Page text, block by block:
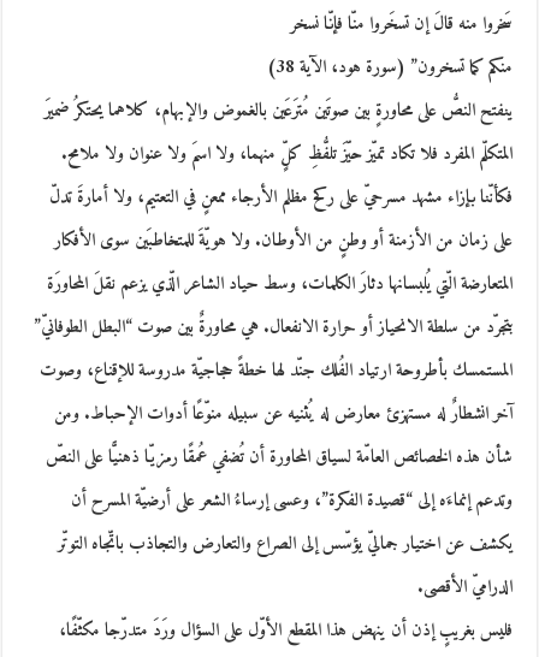
سَخروا منه قالَ إن تسخَروا منّا فإنّا نسخر
منكم كما تسخرون” (سورة هود، الآية 38)
ينفتح النصُّ على محاورةٍ بين صوتَين مُترَعَين بالغموض والإبهام، كلاهما يحتكرُ ضميرَ
المتكلّم المفرد فلا تكاد تميّز حيّزَ تلفُّظِ كلٍّ منهما، ولا اسمَ ولا عنوان ولا ملامح.
فكأنّنا بإزاء مشهد مسرحيّ على ركح مظلم الأرجاء ممعنٍ في التعتيم، ولا أمارةَ تدلّ
على زمان من الأزمنة أو وطنٍ من الأوطان. ولا هويّةَ للمتخاطبَين سوى الأفكار
المتعارضة الّتي يُلبسانها دثارَ الكلمات، وسط حياد الشاعر الّذي يزعم نقلَ المحاورَة
بتجرّد من سلطة الانحياز أو حرارة الانفعال. هي محاورةٌ بين صوت “البطل الطوفانيّ”
المستمسك بأطروحة ارتياد الفُلك جنّد لها خطةً حجاجيّة مدروسة للإقناع، وصوت
آخر انشطارٌ له مستهزئ معارض له يُثنيه عن سبيله منوّعًا أدوات الإحباط. ومن
شأن هذه الخصائص العامّة لسياق المحاورة أن تُضفي عُمقًا رمزيّا ذهنيًّا على النصّ
وتدعم إنماءَه إلى “قصيدة الفكرة”، وعسى إرساءُ الشعر على أرضيّة المسرح أن
يكشف عن اختيار جماليّ يؤسّس إلى الصراع والتعارض والتجاذب باتّجاه التوتّر
الدراميّ الأقصى.
فليس بغريبٍ إذن أن ينهض هذا المقطع الأوّل على السؤال ورَدَ متدرّجا مكثّفًا،